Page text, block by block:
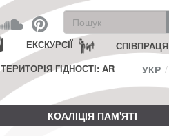
Пошукова
форма
Пошук СПІВПРАЦЯ
ЕКСКУРСІЇ
ТЕРИТОРІЯ ГІДНОСТІ: AR
УКР
КОАЛІЦІЯ ПАМ'ЯТІ